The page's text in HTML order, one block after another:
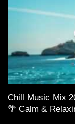
Chill Music Mix
🌴 Calm &